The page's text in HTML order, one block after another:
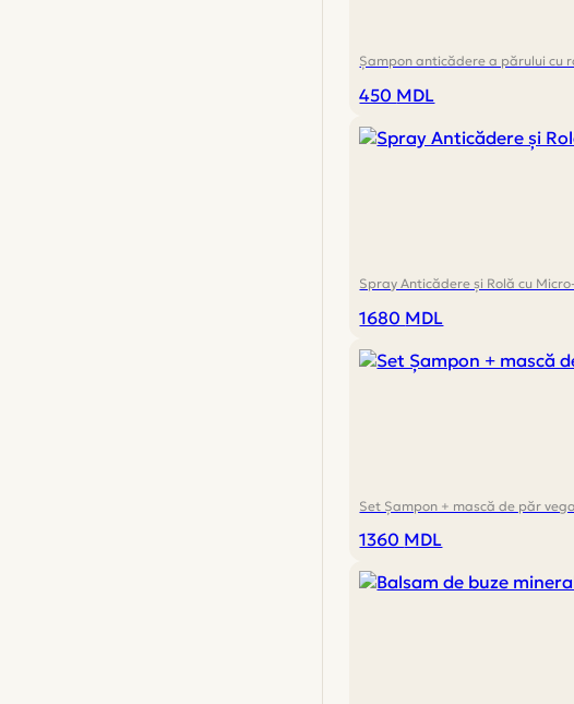
Șampon anticădere a părului cu
450 MDL
Spray Anticădere și Rolă cu
1680 MDL
Set Șampon + mască de păr
1360 MDL